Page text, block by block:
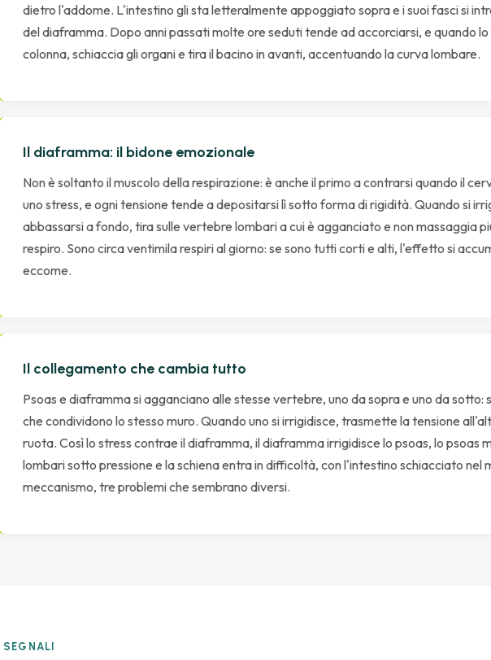
dietro l'addome. L'intestino gli sta letteralmente appoggiato sopra e i suoi fasci si
del diaframma. Dopo anni passati molte ore seduti tende ad accorciarsi, e quando
colonna, schiaccia gli organi e tira il bacino in avanti, accentuando la curva lombare.
Il diaframma: il bidone emozionale
Non è soltanto il muscolo della respirazione: è anche il primo a contrarsi quando il
uno stress, e ogni tensione tende a depositarsi lì sotto forma di rigidità. Quando si
abbassarsi a fondo, tira sulle vertebre lombari a cui è agganciato e non massaggia
respiro. Sono circa ventimila respiri al giorno: se sono tutti corti e alti, l'effetto si
eccome.
Il collegamento che cambia tutto
Psoas e diaframma si agganciano alle stesse vertebre, uno da sopra e uno da sotto:
che condividono lo stesso muro. Quando uno si irrigidisce, trasmette la tensione
ruota. Così lo stress contrae il diaframma, il diaframma irrigidisce lo psoas, lo psoas
lombari sotto pressione e la schiena entra in difficoltà, con l'intestino schiacciato nel
meccanismo, tre problemi che sembrano diversi.
I SEGNALI